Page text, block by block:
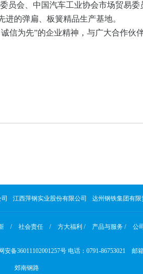
员会、中国汽车工业协会市场贸易委
的弹扁、板簧精品生产基地。
信为先”的企业精神，与广大合作伙
江西萍钢实业股份有限公司 达州钢铁集团有限
/ 社会责任 / 方大福利 / 产品与服务 / 公
安备36011102001257号电话：0791-86753021 邮箱
郊南钢路